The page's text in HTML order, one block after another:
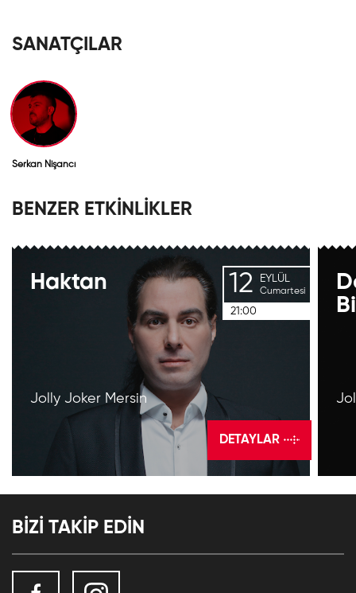
SANATÇILAR
Serkan Nişancı
BENZER ETKİNLİKLER
Haktan
Jolly Joker Mersin
12 EYLÜL
Cumartesi
21:00
DETAYLAR
BİZİ TAKİP EDİN